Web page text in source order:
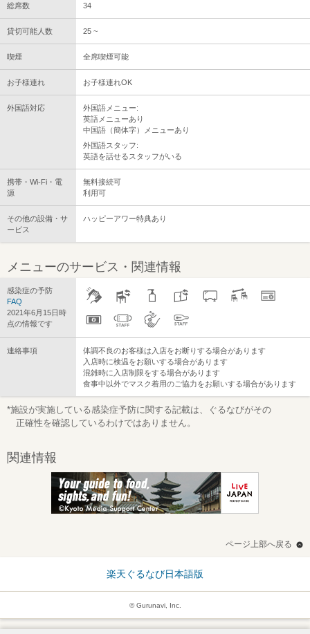
総席数 34
貸切可能人数 25 ~
喫煙 全席喫煙可能
お子様連れ お子様連れOK
外国語対応
外国語メニュー:
英語メニューあり
中国語（簡体字）メニューあり
外国語スタッフ:
英語を話せるスタッフがいる
携帯・Wi-Fi・電
源
無料接続可
利用可
その他の設備・サ
ービス
ハッピーアワー特典あり
メニューのサービス・関連情報
感染症の予防
FAQ
2021年6月15日時
点の情報です
連絡事項
体調不良のお客様は入店をお断りする場合があります
入店時に検温をお願いする場合があります
混雑時に入店制限をする場合があります
食事中以外でマスク着用のご協力をお願いする場合があります
*施設が実施している感染症予防に関する記載は、ぐるなびがその
正確性を確認しているわけではありません。
関連情報
ページ上部へ戻る
楽天ぐるなび日本語版
© Gurunavi, Inc.